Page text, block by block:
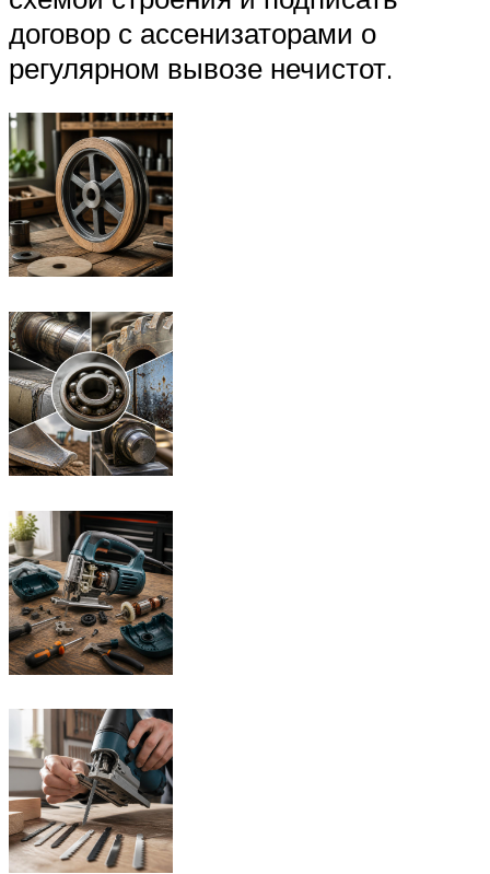
договор с ассенизаторами о
регулярном вывозе нечистот.